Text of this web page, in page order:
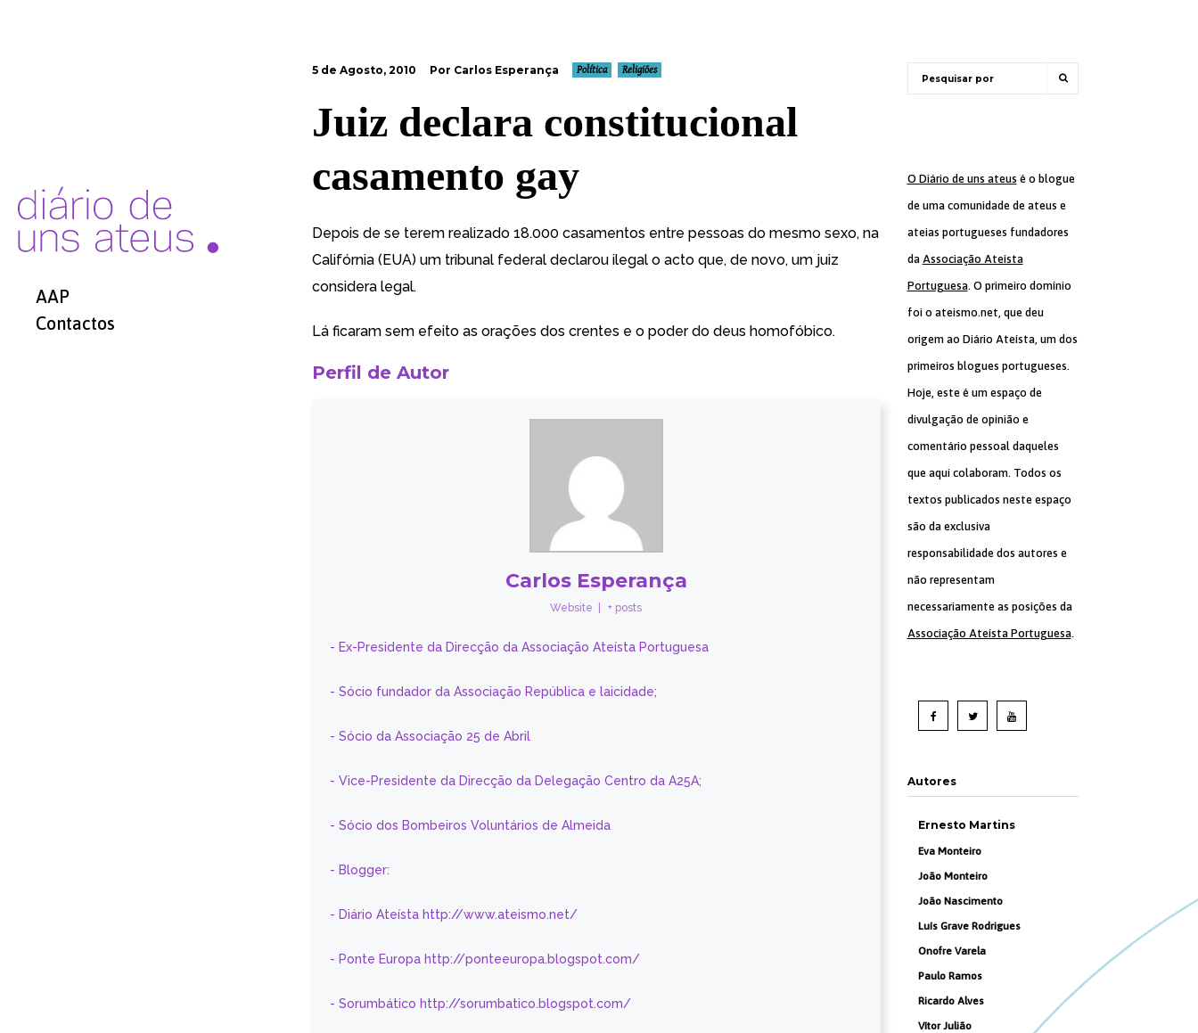
AAP
Contactos
5 de Agosto, 2010 Por Carlos Esperança Política Religiões
Juiz declara constitucional
casamento gay
Depois de se terem realizado 18.000 casamentos entre pessoas do mesmo sexo, na
Califórnia (EUA) um tribunal federal declarou ilegal o acto que, de novo, um juiz
considera legal.
Lá ficaram sem efeito as orações dos crentes e o poder do deus homofóbico.
Perfil de Autor
Carlos Esperança
Website + posts
- Ex-Presidente da Direcção da Associação Ateísta Portuguesa
- Sócio fundador da Associação República e laicidade;
- Sócio da Associação 25 de Abril
- Vice-Presidente da Direcção da Delegação Centro da A25A;
- Sócio dos Bombeiros Voluntários de Almeida
- Blogger:
- Diário Ateísta http://www.ateismo.net/
- Ponte Europa http://ponteeuropa.blogspot.com/
- Sorumbático http://sorumbatico.blogspot.com/
O Diário de uns ateus é o blogue
de uma comunidade de ateus e
ateias portugueses fundadores
da Associação Ateísta
Portuguesa. O primeiro domínio
foi o ateismo.net, que deu
origem ao Diário Ateísta, um dos
primeiros blogues portugueses.
Hoje, este é um espaço de
divulgação de opinião e
comentário pessoal daqueles
que aqui colaboram. Todos os
textos publicados neste espaço
são da exclusiva
responsabilidade dos autores e
não representam
necessariamente as posições da
Associação Ateísta Portuguesa.
Autores
Ernesto Martins
Eva Monteiro
João Monteiro
João Nascimento
Luís Grave Rodrigues
Onofre Varela
Paulo Ramos
Ricardo Alves
Vítor Julião